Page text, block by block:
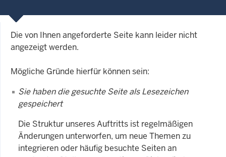
Die von Ihnen angeforderte Seite kann leider nicht
angezeigt werden.
Mögliche Gründe hierfür können sein:
Sie haben die gesuchte Seite als Lesezeichen
gespeichert
Die Struktur unseres Auftritts ist regelmäßigen
Änderungen unterworfen, um neue Themen zu
integrieren oder häufig besuchte Seiten an